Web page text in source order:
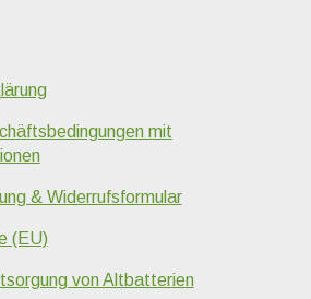
mit
& Widerrufsformular
(EU)
von Altbatterien